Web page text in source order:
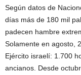
Según datos de
días más de 180 mil
padecen hambre
Solamente en agosto,
Ejército israelí: 1.700
ancianos. Desde